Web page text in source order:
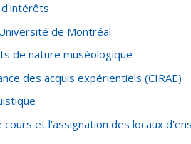
de Montréal
de nature muséologique
des acquis expérientiels (CIRAE)
et l'assignation des locaux